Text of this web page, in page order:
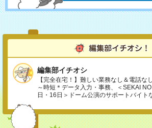
編集部イチオシ
【完全在宅！】難しい業務なし＆電話な
～時短＊データ入力・事務、＜SEKAI
日・16日＞ドーム公演のサポートバイト